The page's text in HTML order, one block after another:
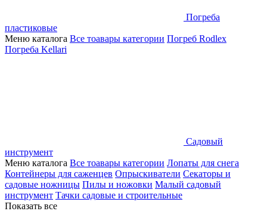
Погреба
пластиковые
Меню каталога Все тоавары категории Погреб Rodlex
Погреба Kellari
Садовый
инструмент
Меню каталога Все тоавары категории Лопаты для снега
Контейнеры для саженцев Опрыскиватели Секаторы и
садовые ножницы Пилы и ножовки Малый садовый
инструмент Тачки садовые и строительные
Показать все